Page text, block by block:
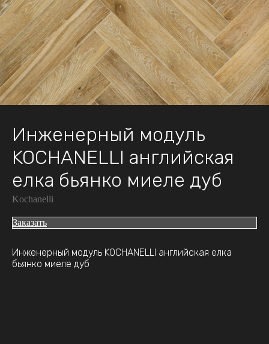
Инженерный модуль
KOCHANELLI английская
елка бьянко миеле дуб
Kochanelli
Заказать
Инженерный модуль KOCHANELLI английская елка
бьянко миеле дуб